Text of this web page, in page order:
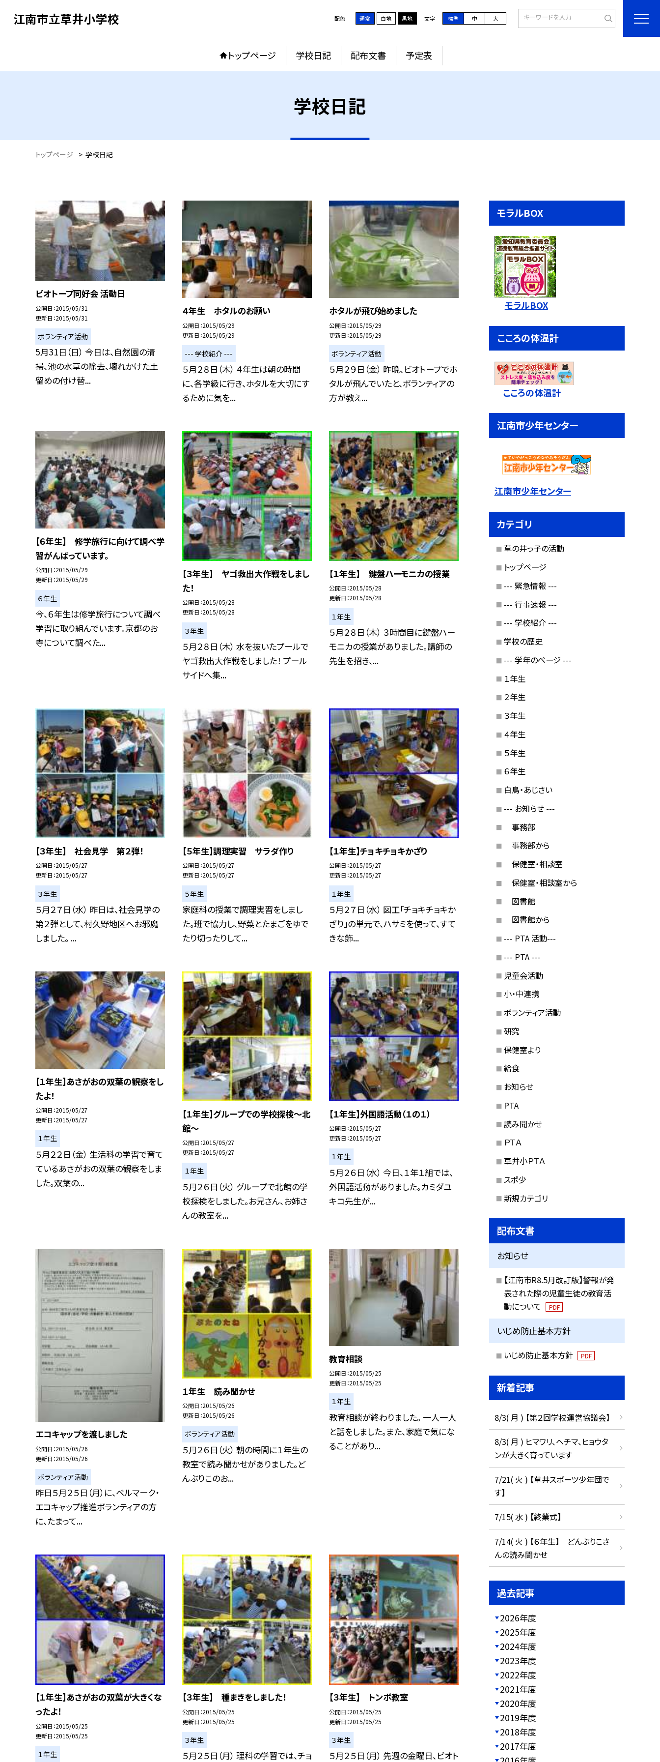
江南市立草井小学校 配色 通常 白地 黒地 文字 標準 中 大
トップページ 学校日記 配布文書 予定表
学校日記
トップページ > 学校日記
ビオトープ同好会 活動日
公開日 2015/05/31
更新日 2015/05/31
ボランティア活動
5月31日（日） 今日は、自然園の清
掃、池の水草の除去、壊れかけた土
留めの付け替...
４年生 ホタルのお願い
公開日 2015/05/29
更新日 2015/05/29
--- 学校紹介 ---
５月２８日（木） ４年生は朝の時間
に、各学級に行き、ホタルを大切にす
るために気を...
ホタルが飛び始めました
公開日 2015/05/29
更新日 2015/05/29
ボランティア活動
５月２９日（金） 昨晩、ビオトープでホ
タルが飛んでいたと、ボランティアの
方が教え...
【６年生】 修学旅行に向けて調べ学
習がんばっています。
公開日 2015/05/29
更新日 2015/05/29
６年生
今、６年生は修学旅行について調べ
学習に取り組んでいます。京都のお
寺について調べた...
【３年生】 ヤゴ救出大作戦をしまし
た！
公開日 2015/05/28
更新日 2015/05/28
３年生
５月２８日（木） 水を抜いたプールで
ヤゴ救出大作戦をしました！ プール
サイドへ集...
【１年生】 鍵盤ハーモニカの授業
公開日 2015/05/28
更新日 2015/05/28
１年生
５月２８日（木） ３時間目に鍵盤ハー
モニカの授業がありました。講師の
先生を招き、...
【３年生】 社会見学 第２弾！
公開日 2015/05/27
更新日 2015/05/27
３年生
５月２７日（水） 昨日は、社会見学の
第２弾として、村久野地区へお邪魔
しました。 ...
【５年生】調理実習 サラダ作り
公開日 2015/05/27
更新日 2015/05/27
５年生
家庭科の授業で調理実習をしまし
た。班で協力し、野菜とたまごをゆで
たり切ったりして...
【１年生】チョキチョキかざり
公開日 2015/05/27
更新日 2015/05/27
１年生
５月２７日（水） 図工「チョキチョキか
ざり」の単元で、ハサミを使って、すて
きな飾...
【１年生】あさがおの双葉の観察をし
たよ！
公開日 2015/05/27
更新日 2015/05/27
１年生
５月２２日（金） 生活科の学習で育て
ているあさがおの双葉の観察をしま
した。双葉の...
【１年生】グループでの学校探検〜北
館〜
公開日 2015/05/27
更新日 2015/05/27
１年生
５月２６日（火） グループで北館の学
校探検をしました。お兄さん、お姉さ
んの教室を...
【１年生】外国語活動（１の１）
公開日 2015/05/27
更新日 2015/05/27
１年生
５月２６日（水） 今日、１年１組では、
外国語活動がありました。カミダユ
キコ先生が...
エコキャップを渡しました
公開日 2015/05/26
更新日 2015/05/26
ボランティア活動
昨日５月２５日（月）に、ベルマーク・
エコキャップ推進ボランティアの方
に、たまって...
１年生 読み聞かせ
公開日 2015/05/26
更新日 2015/05/26
ボランティア活動
５月２６日（火） 朝の時間に１年生の
教室で読み聞かせがありました。ど
んぶりこのお...
教育相談
公開日 2015/05/25
更新日 2015/05/25
１年生
教育相談が終わりました。 一人一人
と話をしました。また、家庭で気にな
ることがあり...
【１年生】あさがおの双葉が大きくな
ったよ！
公開日 2015/05/25
更新日 2015/05/25
１年生
【３年生】 種まきをしました！
公開日 2015/05/25
更新日 2015/05/25
３年生
５月２５日（月） 理科の学習では、チョ
【３年生】 トンボ教室
公開日 2015/05/25
更新日 2015/05/25
３年生
５月２５日（月） 先週の金曜日、ビオト
モラルBOX
モラルBOX
こころの体温計
こころの体温計
江南市少年センター
江南市少年センター
カテゴリ
草の井っ子の活動
トップページ
--- 緊急情報 ---
--- 行事速報 ---
--- 学校紹介 ---
学校の歴史
--- 学年のページ ---
１年生
２年生
３年生
４年生
５年生
６年生
白鳥・あじさい
--- お知らせ ---
事務部
事務部から
保健室・相談室
保健室・相談室から
図書館
図書館から
--- PTA 活動---
--- PTA ---
児童会活動
小・中連携
ボランティア活動
研究
保健室より
給食
お知らせ
PTA
読み聞かせ
ＰＴＡ
草井小ＰＴＡ
スポ少
新規カテゴリ
配布文書
お知らせ
【江南市R8.5月改訂版】警報が発
表された際の児童生徒の教育活
動について
PDF
いじめ防止基本方針
いじめ防止基本方針 PDF
新着記事
8/3( 月 ) 【第２回学校運営協議会】
8/3( 月 ) ヒマワリ、ヘチマ、ヒョウタ
ンが大きく育っています
7/21( 火 ) 【草井スポーツ少年団で
す】
7/15( 水 ) 【終業式】
7/14( 火 ) 【６年生】 どんぶりこさ
んの読み聞かせ
過去記事
2026年度
2025年度
2024年度
2023年度
2022年度
2021年度
2020年度
2019年度
2018年度
2017年度